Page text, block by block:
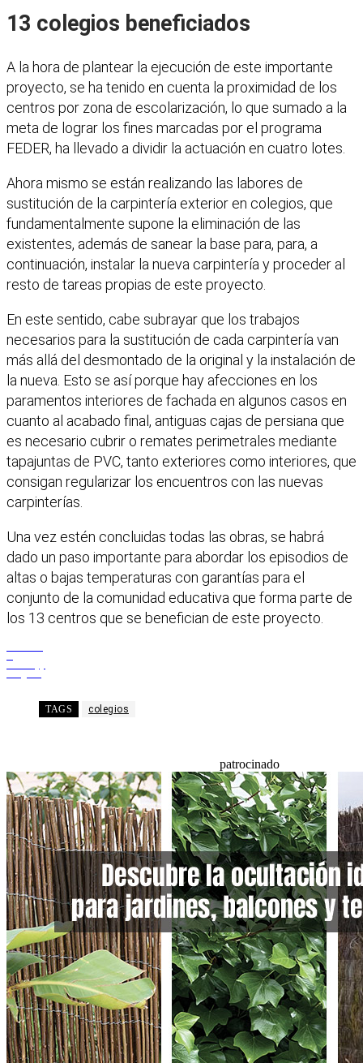
13 colegios beneficiados
A la hora de plantear la ejecución de este importante
proyecto, se ha tenido en cuenta la proximidad de los
centros por zona de escolarización, lo que sumado a la
meta de lograr los fines marcadas por el programa
FEDER, ha llevado a dividir la actuación en cuatro lotes.
Ahora mismo se están realizando las labores de
sustitución de la carpintería exterior en colegios, que
fundamentalmente supone la eliminación de las
existentes, además de sanear la base para, para, a
continuación, instalar la nueva carpintería y proceder al
resto de tareas propias de este proyecto.
En este sentido, cabe subrayar que los trabajos
necesarios para la sustitución de cada carpintería van
más allá del desmontado de la original y la instalación de
la nueva. Esto se así porque hay afecciones en los
paramentos interiores de fachada en algunos casos en
cuanto al acabado final, antiguas cajas de persiana que
es necesario cubrir o remates perimetrales mediante
tapajuntas de PVC, tanto exteriores como interiores, que
consigan regularizar los encuentros con las nuevas
carpinterías.
Una vez estén concluidas todas las obras, se habrá
dado un paso importante para abordar los episodios de
altas o bajas temperaturas con garantías para el
conjunto de la comunidad educativa que forma parte de
los 13 centros que se benefician de este proyecto.
TAGS colegios
patrocinado